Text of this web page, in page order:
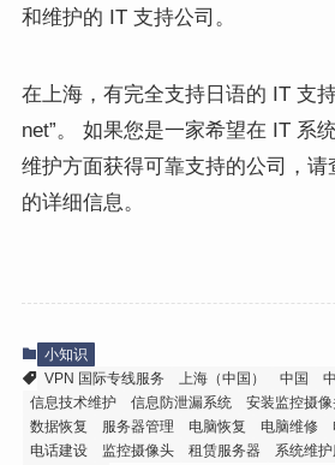
和维护的 IT 支持公司。
在上海，有完全支持日语的 IT 支
net”。 如果您是一家希望在 IT 系
维护方面获得可靠支持的公司，请
的详细信息。
小知识
VPN 国际专线服务
上海（中国） 中国
信息技术维护
信息防泄漏系统 安装监控摄
数据恢复
服务器管理 电脑恢复 电脑维修
电话建设
监控摄像头 租赁服务器 系统维